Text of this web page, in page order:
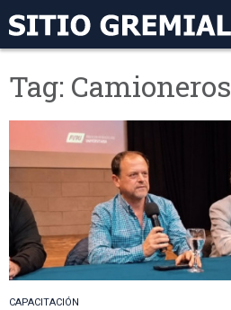
Tag: Camioneros
CAPACITACIÓN